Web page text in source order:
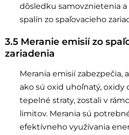
dôsledku samovznietenia
spalín zo spaľovacieho
3.5 Meranie emisií zo
zariadenia
Merania emisií zabezpečia,
ako sú oxid uhoľnatý, oxidy
tepelné straty, zostali v
limitov. Merania sú
efektívneho využívania